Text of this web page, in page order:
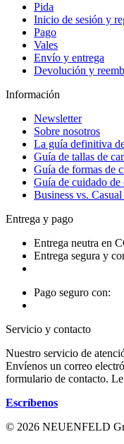
Pida
Inicio de sesión y
Pago
Vales
Envío y entrega
Devolución y
Información
Newsletter
Sobre nosotros
La guía definitiva
Guía de tallas de
Guía de formas de
Guía de cuidado de
Business vs.
Entrega y pago
Entrega neutra en
Entrega segura y
Pago seguro con:
Servicio y contacto
Nuestro servicio de
Envíenos un correo
formulario de contacto.
Escríbenos
© 2026 NEUENFELD